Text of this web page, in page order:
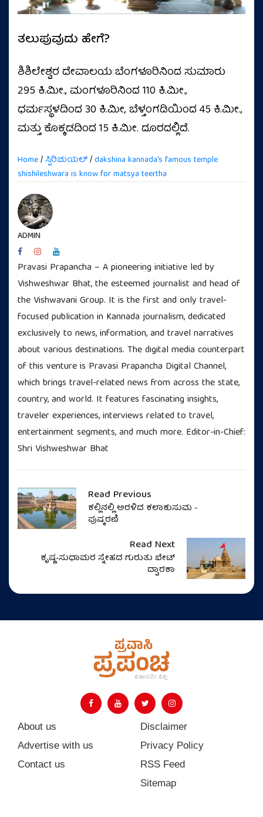
ತಲುಪುವುದು ಹೇಗೆ?
ಶಿಶಿಲೇಶ್ವರ ದೇವಾಲಯ ಬೆಂಗಳೂರಿನಿಂದ ಸುಮಾರು
295 ಕಿ.ಮೀ., ಮಂಗಳೂರಿನಿಂದ 110 ಕಿ.ಮೀ.,
ಧರ್ಮಸ್ಥಳದಿಂದ 30 ಕಿ.ಮೀ, ಬೆಳ್ತಂಗಡಿಯಿಂದ 45 ಕಿ.ಮೀ.,
ಮತ್ತು ಕೊಕ್ಕಡದಿಂದ 15 ಕಿ.ಮೀ. ದೂರದಲ್ಲಿದೆ.
Home/ಸ್ಪಿರಿಚುಯಲ್/dakshina kannada's famous temple
shishileshwara is know for matsya teertha
ADMIN
Pravasi Prapancha – A pioneering initiative led by
Vishweshwar Bhat, the esteemed journalist and head of
the Vishwavani Group. It is the first and only travel-
focused publication in Kannada journalism, dedicated
exclusively to news, information, and travel narratives
about various destinations. The digital media counterpart
of this venture is Pravasi Prapancha Digital Channel,
which brings travel-related news from across the state,
country, and world. It features fascinating insights,
traveler experiences, interviews related to travel,
entertainment segments, and much more. Editor-in-Chief:
Shri Vishweshwar Bhat
Read Previous
ಕಲ್ಲಿನಲ್ಲಿ ಅರಳಿದ ಕಲಾಕುಸುಮ -
ಪುಷ್ಕರಣಿ
Read Next
ಕೃಷ್ಣ-ಸುಧಾಮರ ಸ್ನೇಹದ ಗುರುತು ಬೇಟ್
ದ್ವಾರಕಾ
About us
Advertise with us
Contact us
Disclaimer
Privacy Policy
RSS Feed
Sitemap